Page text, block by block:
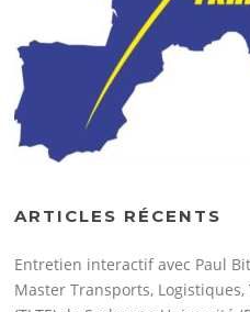
ARTICLES RÉCENTS
Entretien interactif avec Paul
Master Transports,